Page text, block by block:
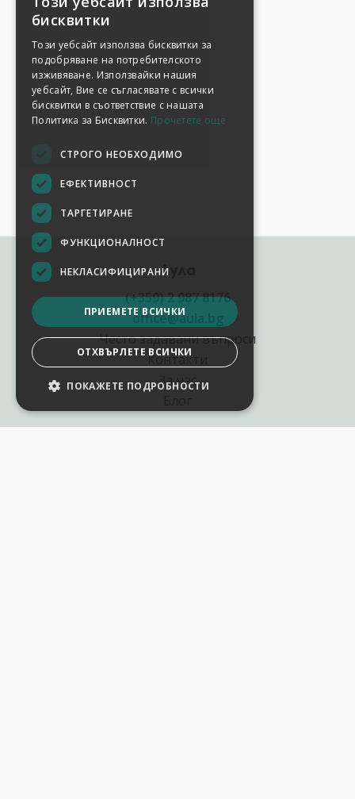
Аула
(+359) 2 987 8176
office@aula.bg
Често задавани въпроси
Контакти
За нас
бисквитки
Този уебсайт използва бисквитки за
подобряване на потребителското
изживяване. Използвайки нашия
уебсайт, Вие се съгласявате с всички
бисквитки в съответствие с нашата
Политика за Бисквитки. Прочетете още
СТРОГО НЕОБХОДИМО
ЕФЕКТИВНОСТ
ТАРГЕТИРАНЕ
ФУНКЦИОНАЛНОСТ
НЕКЛАСИФИЦИРАНИ
ПРИЕМЕТЕ ВСИЧКИ
ОТХВЪРЛЕТЕ ВСИЧКИ
ПОКАЖЕТЕ ПОДРОБНОСТИ